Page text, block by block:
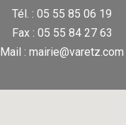
Tél. : 05 55 85 06 19
Fax : 05 55 84 27 63
Mail : mairie@varetz.com